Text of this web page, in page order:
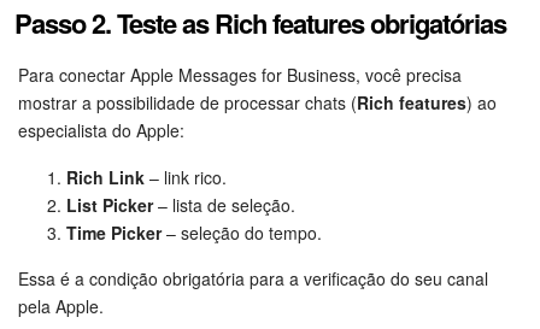
Passo 2. Teste as Rich features obrigatórias
Para conectar Apple Messages for Business, você precisa
mostrar a possibilidade de processar chats (Rich features) ao
especialista do Apple:
Rich Link – link rico.
List Picker– lista de seleção.
Time Picker– seleção do tempo.
Essa é a condição obrigatória para a verificação do seu canal
pela Apple.